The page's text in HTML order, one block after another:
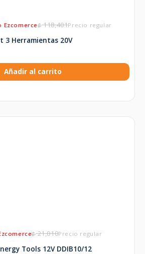
₡118,401
3 Herramientas 20V
Añadir al carrito
₡21,010
Tools 12V DDIB10/12